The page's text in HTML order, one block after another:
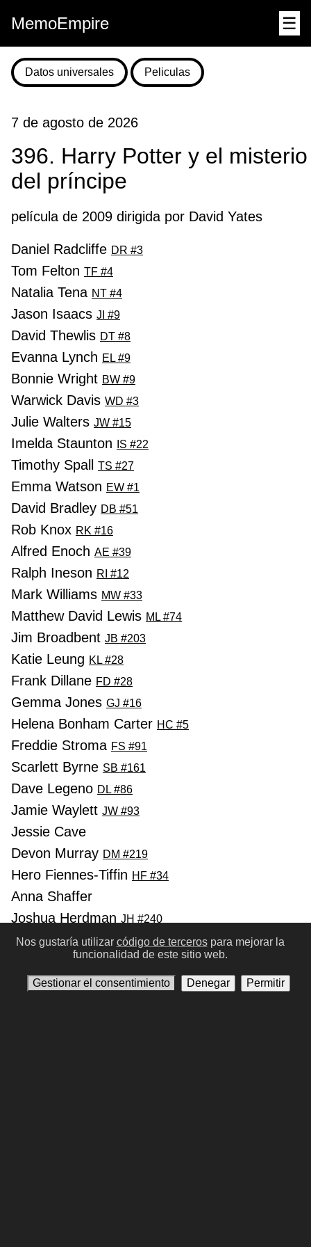
MemoEmpire ☰
Datos universales Peliculas
7 de agosto de 2026
396. Harry Potter y el misterio
del príncipe
película de 2009 dirigida por David Yates
Daniel Radcliffe DR #3
Tom Felton TF #4
Natalia Tena NT #4
Jason Isaacs JI #9
David Thewlis DT #8
Evanna Lynch EL #9
Bonnie Wright BW #9
Warwick Davis WD #3
Julie Walters JW #15
Imelda Staunton IS #22
Timothy Spall TS #27
Emma Watson EW #1
David Bradley DB #51
Rob Knox RK #16
Alfred Enoch AE #39
Ralph Ineson RI #12
Mark Williams MW #33
Matthew David Lewis ML #74
Jim Broadbent JB #203
Katie Leung KL #28
Frank Dillane FD #28
Gemma Jones GJ #16
Helena Bonham Carter HC #5
Freddie Stroma FS #91
Scarlett Byrne SB #161
Dave Legeno DL #86
Jamie Waylett JW #93
Jessie Cave
Devon Murray DM #219
Hero Fiennes-Tiffin HF #34
Anna Shaffer
Joshua Herdman JH #240
Geraldine SomervilleGS #169
Alan RickmanAR #12
Afshan Azad
Nos gustaría utilizar código de tercerospara mejorar la
funcionalidad de este sitio web.
Gestionar el consentimiento Denegar Permitir